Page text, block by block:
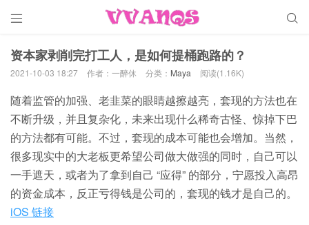
 
资本家剥削完打工人，是如何提桶跑路的？
2021-10-03 18:27 作者：一醉休 分类： Maya 阅读(1.16K)
随着监管的加强、老韭菜的眼睛越擦越亮，套现的方法也在
不断升级，并且复杂化，未来出现什么稀奇古怪、惊掉下巴
的方法都有可能。不过，套现的成本可能也会增加。当然，
很多现实中的大老板更希望公司做大做强的同时，自己可以
一手遮天，或者为了拿到自己 “应得” 的部分，宁愿投入高昂
的资金成本，反正亏得钱是公司的，套现的钱才是自己的。
iOS 链接